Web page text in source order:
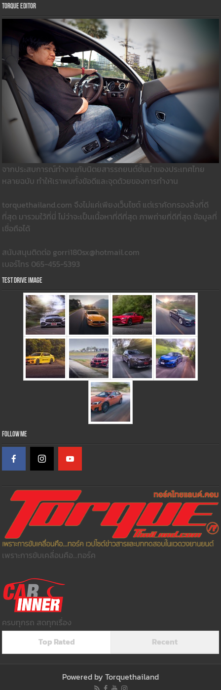
Torque Editor
จากประสบการณ์ทำงานกับนิตยสารรถยนต์ชั้นนำของประเทศไทย
หลายฉบับ ทำให้เราพบทั้งข้อดีและจุดด้วยของการทำงาน
torquethailand.com จึงไม่แค่เพียงเว็บไซต์ แต่เราคัดกรองสิ่งที่ดี
ที่สุด มารวมใว้ที่นี่ ไม่ว่าจะเป็นเนื้อหาที่ดีที่สุด ภาพถ่ายที่ดีที่สุด ข้อมูลที่
เชื่อถือได้
สนับสนุนติดต่อ gorri180sx@hotmail.com
เบอร์โทร 065-455-5393
Test Drive Image
Follow Me
เพราะการขับเคลื่อนคือ...ทอร์ค
ครบทุกรถ สดทุกเรื่อง
Top Rated
Recent
Powered by Torquethailand